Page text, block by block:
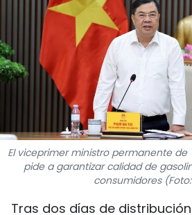
FOTOGRAFÍA
¿QUIÉNES
TIẾNG VIỆT
ENGLISH
中文
El viceprimer ministro permanente de
pide a garantizar calidad de
consumidores (Foto:
Tras dos días de